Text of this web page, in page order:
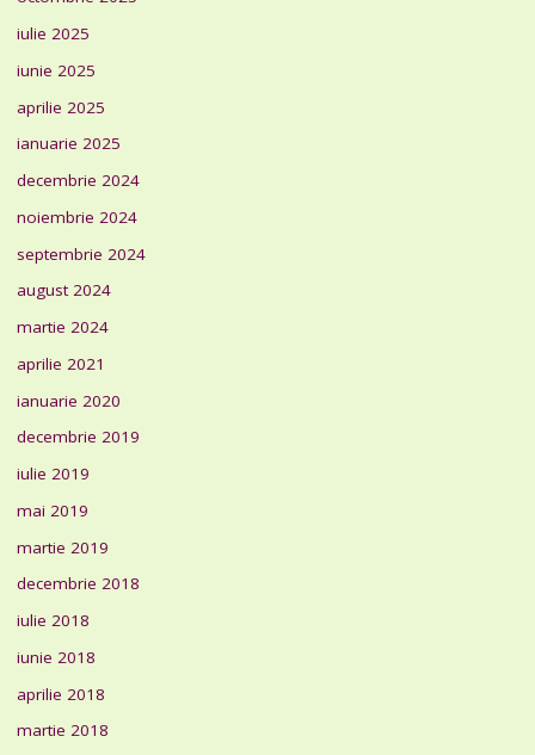
iulie 2025
iunie 2025
aprilie 2025
ianuarie 2025
decembrie 2024
noiembrie 2024
septembrie 2024
august 2024
martie 2024
aprilie 2021
ianuarie 2020
decembrie 2019
iulie 2019
mai 2019
martie 2019
decembrie 2018
iulie 2018
iunie 2018
aprilie 2018
martie 2018